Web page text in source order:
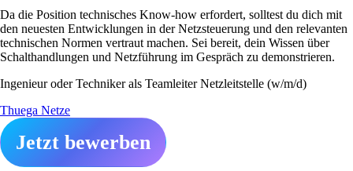
Da die Position technisches Know-how erfordert, solltest du dich mit
den neuesten Entwicklungen in der Netzsteuerung und den relevanten
technischen Normen vertraut machen. Sei bereit, dein Wissen über
Schalthandlungen und Netzführung im Gespräch zu demonstrieren.
Ingenieur oder Techniker als Teamleiter Netzleitstelle (w/m/d)
Thuega Netze
Jetzt bewerben